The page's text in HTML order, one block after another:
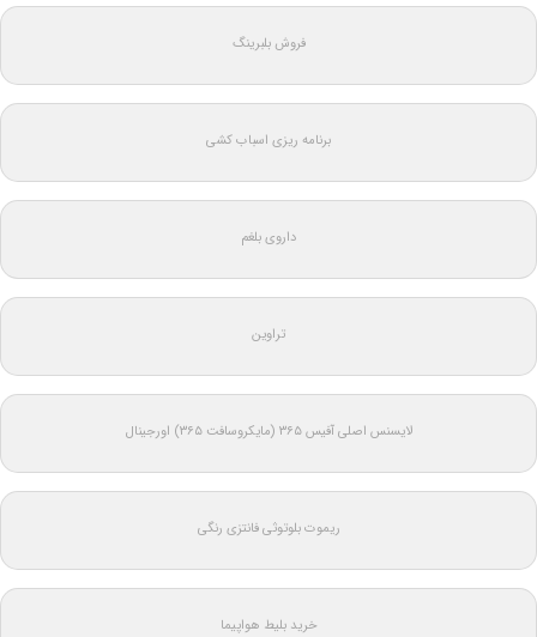
فروش بلبرینگ
برنامه ریزی اسباب کشی
داروی بلغم
تراوین
لایسنس اصلی آفیس ۳۶۵ (مایکروسافت ۳۶۵) اورجینال
ریموت بلوتوثی فانتزی رنگی
خرید بلیط هواپیما